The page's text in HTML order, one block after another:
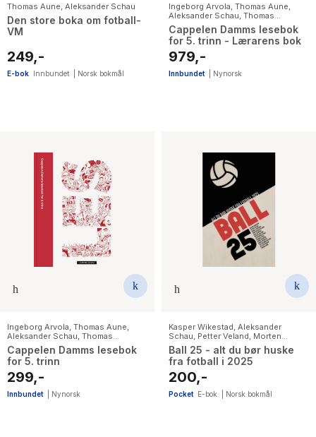
Thomas Aune Aleksander Schau
Den store boka om fotball-
VM
249,-
E-bok Innbundet Norsk bokmål
Ingeborg Arvola Thomas Aune
Aleksander Schau Thomas
Brunstrøm
Elin Hansson
Birgitte
Klahn,Karen Margrete Kilane,Lena
Lindahl ,Lars Mæhle,Bjørn F. Rørvik
Gulraiz Sharif
Stranger
Cappelen Damms lesebok
for 5. trinn - Lærarens bok
979,-
Innbundet Nynorsk
Ingeborg Arvola, Thomas Aune,
Aleksander Schau, Thomas
Brunstrøm
Elin Hansson
Birgitte
Klahn,Karen Margrete Kilane,Lena
Lindahl ,Lars Mæhle
Gulraiz Sharif
Stranger
Cappelen Damms lesebok
for 5. trinn
299,-
Innbundet Nynorsk
Kasper Wikestad, Aleksander
Schau, Petter Veland, Morten
Galåsen, Runar Skrøvset ,
Thore
Haugstad , Christopher Hylland,
Simen V. Gonsholt,Pål Karstensen
Emanuel Rosu
Geir Jacobsen
Ball 25 - alt du bør huske
fra fotball i 2025
200,-
Pocket E-bok Norsk bokmål